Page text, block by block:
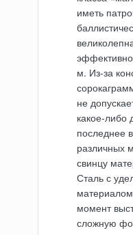
иметь
м. Из-за
не
какое-либо
последнее
различных
свинцу
Сталь с
момент
сложную